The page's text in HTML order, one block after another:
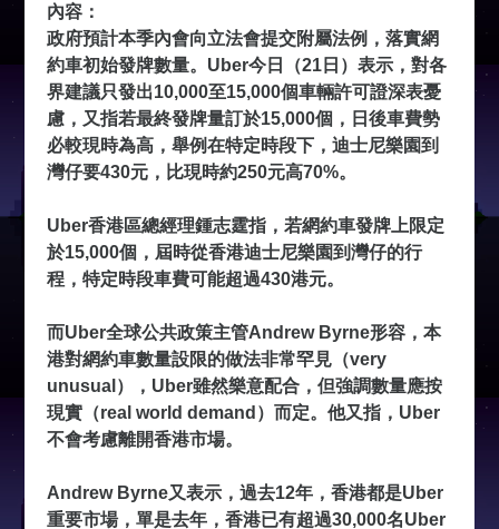
內容：
政府預計本季內會向立法會提交附屬法例，落實網
約車初始發牌數量。Uber今日（21日）表示，對各
界建議只發出10,000至15,000個車輛許可證深表憂
慮，又指若最終發牌量訂於15,000個，日後車費勢
必較現時為高，舉例在特定時段下，迪士尼樂園到
灣仔要430元，比現時約250元高70%。
Uber香港區總經理鍾志霆指，若網約車發牌上限定
於15,000個，屆時從香港迪士尼樂園到灣仔的行
程，特定時段車費可能超過430港元。
而Uber全球公共政策主管Andrew Byrne形容，本
港對網約車數量設限的做法非常罕見（very
unusual），Uber雖然樂意配合，但強調數量應按
現實（real world demand）而定。他又指，Uber
不會考慮離開香港市場。
Andrew Byrne又表示，過去12年，香港都是Uber
重要市場，單是去年，香港已有超過30,000名Uber